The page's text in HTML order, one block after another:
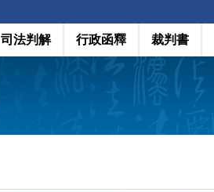
司法判解 行政函釋 裁判書